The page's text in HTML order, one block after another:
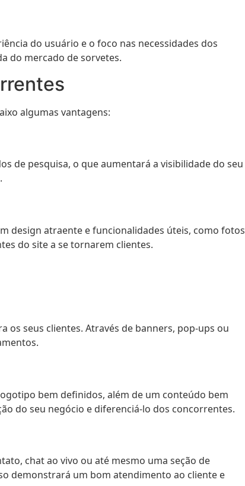
do usuário e o foco nas necessidades dos
do mercado de sorvetes.
algumas vantagens:
de pesquisa, o que aumentará a visibilidade do seu
design atraente e funcionalidades úteis, como fotos
do site a se tornarem clientes.
os seus clientes. Através de banners, pop-ups ou
bem definidos, além de um conteúdo bem
do seu negócio e diferenciá-lo dos concorrentes.
chat ao vivo ou até mesmo uma seção de
demonstrará um bom atendimento ao cliente e